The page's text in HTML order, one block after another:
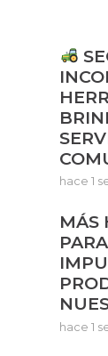
hace 1
MÁS
hace 1